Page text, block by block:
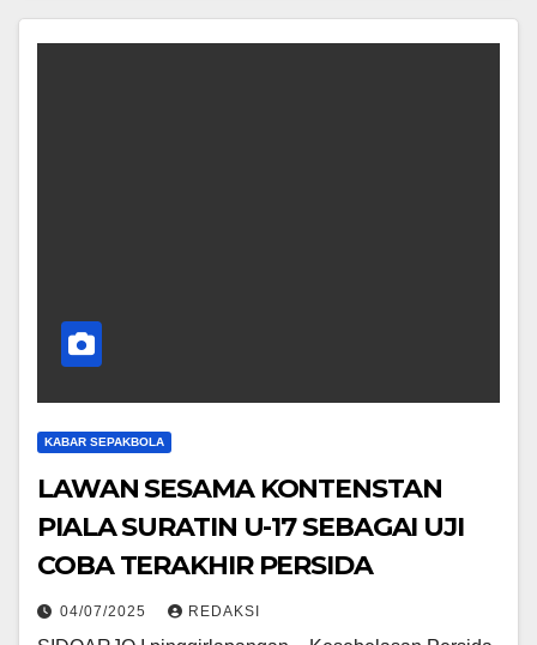
KABAR SEPAKBOLA
LAWAN SESAMA KONTENSTAN
PIALA SURATIN U-17 SEBAGAI UJI
COBA TERAKHIR PERSIDA
04/07/2025 REDAKSI